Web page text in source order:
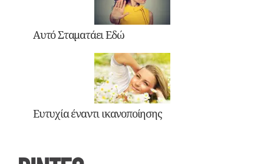
Αυτό Σταματάει Εδώ
Ευτυχία έναντι ικανοποίησης